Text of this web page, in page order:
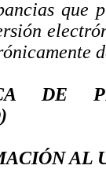
que
DE
AL